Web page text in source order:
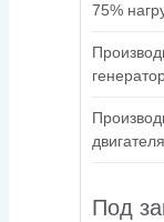
75%
двигателя
Под